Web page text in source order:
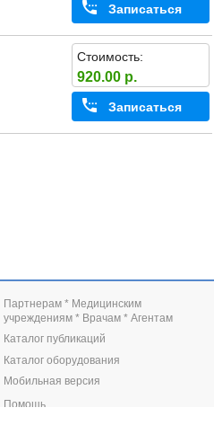
Записаться
Стоимость:
920.00 р.
Записаться
Партнерам * Медицинским
учреждениям * Врачам * Агентам
Каталог публикаций
Каталог оборудования
Мобильная версия
Помощь